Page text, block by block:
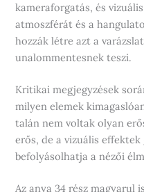
kameraforgatás, és
atmoszférát és a
hozzák létre azt a
unalommentesnek teszi.
Kritikai megjegyzések
milyen elemek
talán nem voltak olyan
erős, de a vizuális
befolyásolhatja a nézői
Az anya 34 rész magyarul